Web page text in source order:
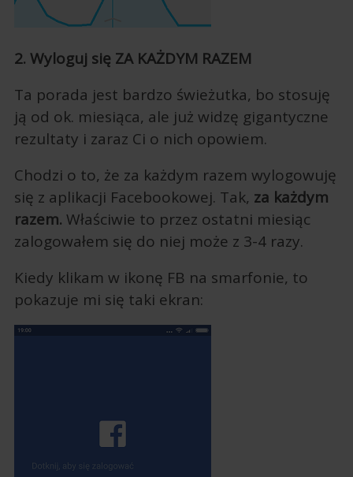
2. Wyloguj się ZA KAŻDYM RAZEM
Ta porada jest bardzo świeżutka, bo stosuję
ją od ok. miesiąca, ale już widzę gigantyczne
rezultaty i zaraz Ci o nich opowiem.
Chodzi o to, że za każdym razem wylogowuję
się z aplikacji Facebookowej. Tak, za każdym
razem. Właściwie to przez ostatni miesiąc
zalogowałem się do niej może z 3-4 razy.
Kiedy klikam w ikonę FB na smarfonie, to
pokazuje mi się taki ekran: